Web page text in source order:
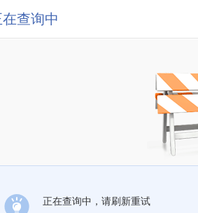
在查询中
正在查询中，请刷新重试